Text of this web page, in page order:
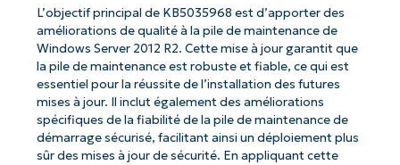
L’objectif principal de KB5035968 est d’apporter des
améliorations de qualité à la pile de maintenance de
Windows Server 2012 R2. Cette mise à jour garantit que
la pile de maintenance est robuste et fiable, ce qui est
essentiel pour la réussite de l’installation des futures
mises à jour. Il inclut également des améliorations
spécifiques de la fiabilité de la pile de maintenance de
démarrage sécurisé, facilitant ainsi un déploiement plus
sûr des mises à jour de sécurité. En appliquant cette